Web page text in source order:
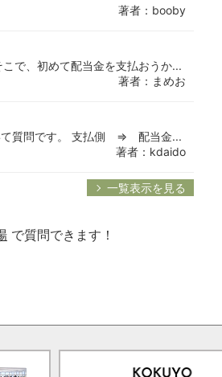
著者：booby
で、初めて配当金を支払おうか...
著者：まめお
て質問です。 支払側 ⇒ 配当金...
著者：kdaido
一覧表示を見る
で質問できます！